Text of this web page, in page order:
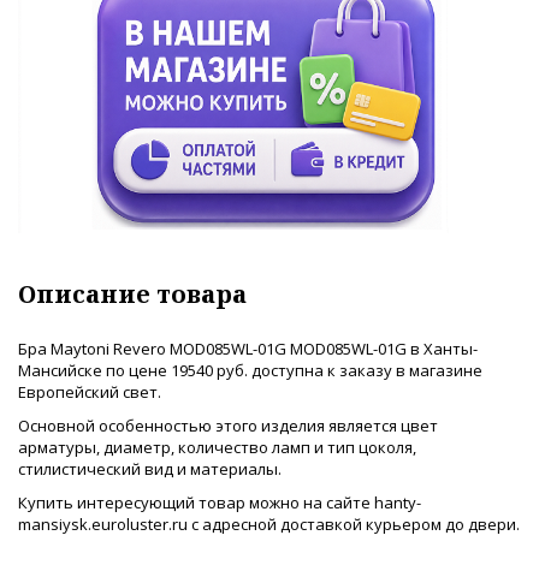
Описание товара
Бра Maytoni Revero MOD085WL-01G MOD085WL-01G в Ханты-
Мансийске по цене 19540 руб. доступна к заказу в магазине
Европейский свет.
Основной особенностью этого изделия является цвет
арматуры, диаметр, количество ламп и тип цоколя,
стилистический вид и материалы.
Купить интересующий товар можно на сайте hanty-
mansiysk.euroluster.ru с адресной доставкой курьером до двери.